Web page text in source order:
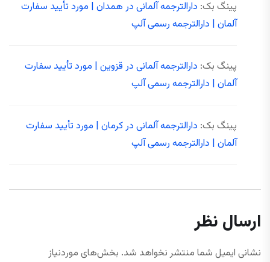
پینگ بک: دارالترجمه آلمانی در همدان | مورد تأیید سفارت
آلمان | دارالترجمه رسمی آلپ
پینگ بک: دارالترجمه آلمانی در قزوین | مورد تأیید سفارت
آلمان | دارالترجمه رسمی آلپ
پینگ بک: دارالترجمه آلمانی در کرمان | مورد تأیید سفارت
آلمان | دارالترجمه رسمی آلپ
ارسال نظر
نشانی ایمیل شما منتشر نخواهد شد. بخش‌های موردنیاز